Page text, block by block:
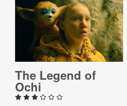
The Legend of
Ochi